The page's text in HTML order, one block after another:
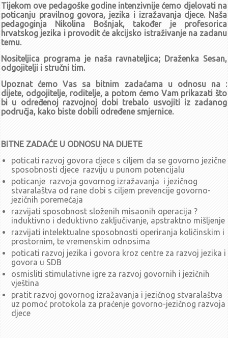
Poziv za 55. sjednicu UV-a (21.7.2025.)
travanj - lipanj
Zaključci sa 54. sjednice UV-a (10.06.2025.)
Zaključci sa 53. sjednice UV-a (20.05.2025.)
Poziv za 53. sjednicu UV-a (20.5.2025.)
Zaključci sa 52. sjednice UV-a (3.4.2025.)
Poziv za 52. sjednicu UV-a (3.4.2025.)
siječanj - ožujak
Zaključci sa 51. sjednice UV-a (19.3.2025.)
Zaključci sa 50. sjednice UV-a (18.2.2025.)
Poziv za 50. sjednicu UV-a (18.2.2025.)
Zaključci sa 49. sjednice UV-a (5.2.2025.)
Poziv za 49. sjednicu UV-a (5.2.2025.)
Poziv za 49. sjednicu UV-a (31.1.2025.) - odgođeno za 5.2.2025.
Zaključci sa 48. sjednice UV-a (15.1.2025.)
Poziv za 48. sjednicu UV-a (15.1.2025.)
Zaključci sa 47. sjednice UV-a (13.1.2025.)
Poziv za 47. sjednicu UV-a (13.1.2025.)
Sjednice u 2024.
listopad - prosinac
Zaključci sa 46. sjednice UV-a (18.12.2024.)
Poziv za 46. sjednicu UV-a (18.12.2024.)
Zaključci sa 45. sjednice UV-a (10.12.2024.)
Tijekom ove pedagoške godine intenzivnije ćemo djelovati na
poticanju pravilnog govora, jezika i izražavanja djece. Naša
pedagoginja Nikolina Bošnjak, također je profesorica
hrvatskog jezika i provodit će akcijsko istraživanje na zadanu
temu.
Nositeljica programaje naša ravnateljica; Draženka Sesan,
odgojitelji i stručni tim.
Upoznat ćemo Vas sa bitnim zadaćama u odnosu na :
dijete, odgojitelje, roditelje, a potom ćemo Vam prikazati što
bi u određenoj razvojnoj dobi trebalo usvojiti iz zadanog
područja, kako biste dobili određene smjernice.
BITNE ZADAĆE U ODNOSU NA DIJETE
poticati razvoj govora djece s ciljem da se govorno jezične
sposobnosti djece razviju u punom potencijalu
poticanje razvoja govornog izražavanja i jezičnog
stvaralaštva od rane dobi s ciljem prevencije govorno-
jezičnih poremećaja
razvijati sposobnost složenih misaonih operacija ?
induktivno i deduktivno zaključivanje, apstraktno mišljenje
razvijati intelektualne sposobnosti operiranja količinskim i
prostornim, te vremenskim odnosima
poticati razvoj jezika i govora kroz centre za razvoj jezika i
govora u SDB
osmisliti stimulativne igre za razvoj govornih i jezičnih
vještina
pratit razvoj govornog izražavanja i jezičnog stvaralaštva
uz pomoć protokola za praćenje govorno-jezičnog razvoja
djece